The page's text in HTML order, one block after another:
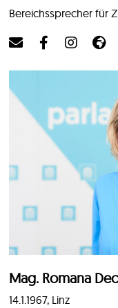
Bereichssprecher für
Mag. Romana
14.1.1967, Linz